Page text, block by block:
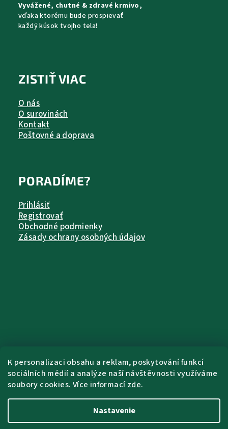
K personalizaci obsahu a reklam, poskytování funkcí
sociálních médií a analýze naší návštěvnosti využíváme
soubory cookies. Více informacízde.
Nastavenie
Vyvážené, chutné & zdravé krmivo,
vďaka ktorému bude prospievať
každý kúsok tvojho tela!
ZISTIŤ VIAC
O nás
O surovinách
Kontakt
Poštovné a doprava
PORADÍME?
Prihlásiť
Registrovať
Obchodné podmienky
Zásady ochrany osobných údajov
Copyright 2026Pet Farm Food
práva vyhradené.Upraviť nastavenie